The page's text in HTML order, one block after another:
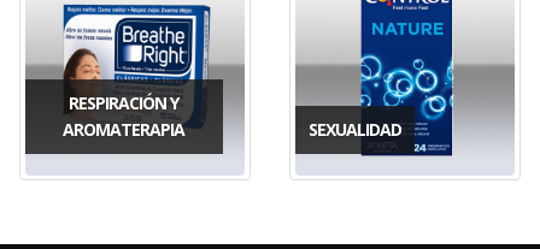
RESPIRACIÓN Y
AROMATERAPIA
SEXUALIDAD